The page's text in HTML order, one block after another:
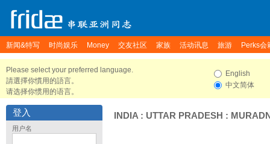
新闻&特写 时尚娱乐 Money 交友社区 家族 活动讯息 旅游 Perks会
Please select your preferred language.
請選擇你慣用的語言。
请选择你惯用的语言。
English
中文简体
登入
用户名
INDIA : UTTAR PRADESH :